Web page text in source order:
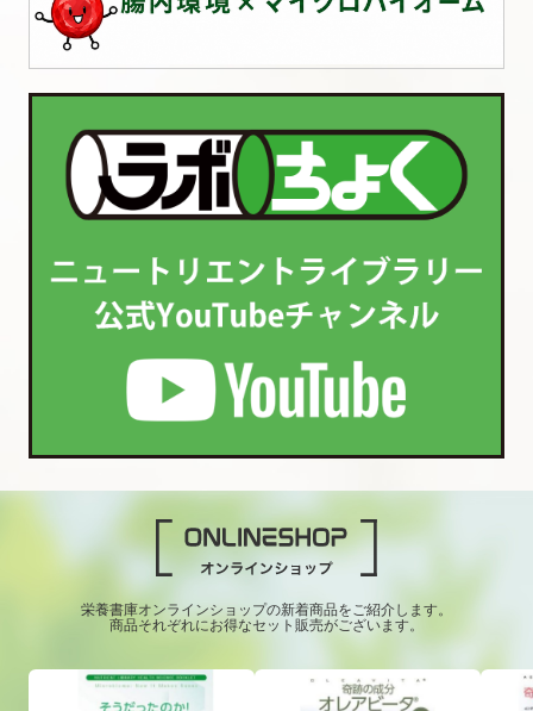
栄養書庫オンラインショップの新着商品をご紹介します。
商品それぞれにお得なセット販売がございます。